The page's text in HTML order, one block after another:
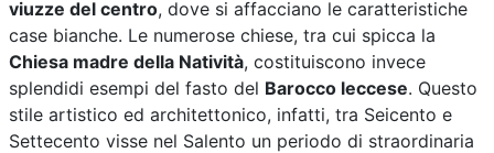
viuzze del centro, dove si affacciano le caratteristiche
case bianche. Le numerose chiese, tra cui spicca la
Chiesa madre della Natività, costituiscono invece
splendidi esempi del fasto del Barocco leccese. Questo
stile artistico ed architettonico, infatti, tra Seicento e
Settecento visse nel Salento un periodo di straordinaria